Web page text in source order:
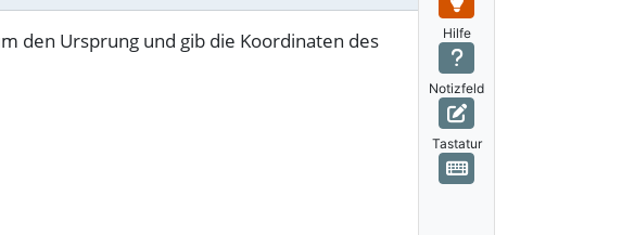
den Ursprung und gib die Koordinaten des
Hilfe
Notizfeld
Tastatur